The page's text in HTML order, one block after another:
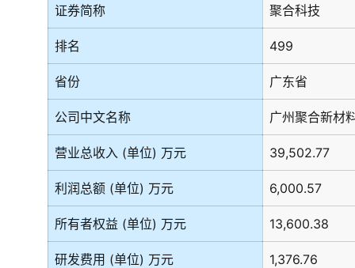
证券简称 聚合科技
排名 499
省份 广东省
公司中文名称 广州聚合新材
营业总收入 (单位) 万元 39,502.77
利润总额 (单位) 万元 6,000.57
所有者权益 (单位) 万元 13,600.38
研发费用 (单位) 万元 1,376.76